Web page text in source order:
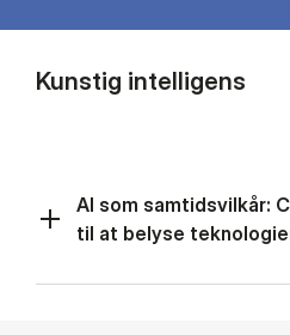
Kunstig intelligens
AI som samtidsvilkår:
til at belyse